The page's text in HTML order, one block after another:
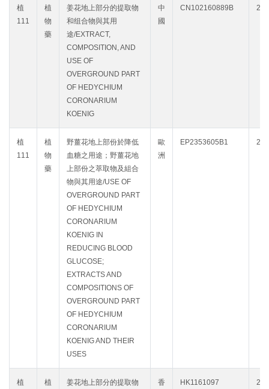
植
111
植
物
藥
姜花地上部分的提取物
和组合物與其用
途/EXTRACT,
COMPOSITION, AND
USE OF
OVERGROUND PART
OF HEDYCHIUM
CORONARIUM
KOENIG
中
國
CN102160889B
植
111
植
物
藥
野薑花地上部份於降低
血糖之用途；野薑花地
上部份之萃取物及組合
物與其用途/USE OF
OVERGROUND PART
OF HEDYCHIUM
CORONARIUM
KOENIG IN
REDUCING BLOOD
GLUCOSE;
EXTRACTS AND
COMPOSITIONS OF
OVERGROUND PART
OF HEDYCHIUM
CORONARIUM
KOENIG AND THEIR
USES
歐
洲
EP2353605B1
植
植
姜花地上部分的提取物
香
HK1161097